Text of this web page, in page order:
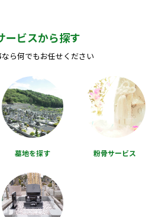
ービスから探す
なら何でもお任せください
墓地を探す 粉骨サービス